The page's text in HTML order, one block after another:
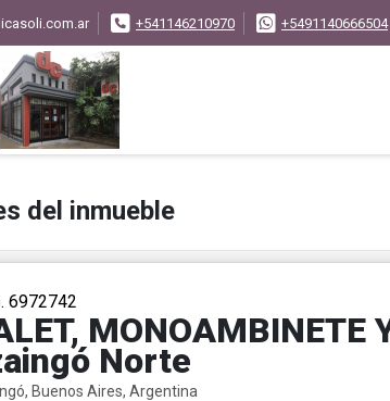
+541146210970 +5491140666504
del inmueble
. 6972742
MONOAMBINETE
Norte
Buenos Aires, Argentina